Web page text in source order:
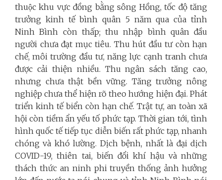
thuộc khu vực đồng bằng sông Hồng, tốc độ tăng
trưởng kinh tế bình quân 5 năm qua của tỉnh
Ninh Bình còn thấp; thu nhập bình quân đầu
người chưa đạt mục tiêu. Thu hút đầu tư còn hạn
chế, môi trường đầu tư, năng lực cạnh tranh chưa
được cải thiện nhiều. Thu ngân sách tăng cao,
nhưng chưa thật bền vững. Tăng trưởng nông
nghiệp chưa thể hiện rõ theo hướng hiện đại. Phát
triển kinh tế biển còn hạn chế. Trật tự, an toàn xã
hội còn tiềm ẩn yếu tố phức tạp. Thời gian tới, tình
hình quốc tế tiếp tục diễn biến rất phức tạp, nhanh
chóng và khó lường. Dịch bệnh, nhất là đại dịch
COVID-19, thiên tai, biến đổi khí hậu và những
thách thức an ninh phi truyền thống ảnh hưởng